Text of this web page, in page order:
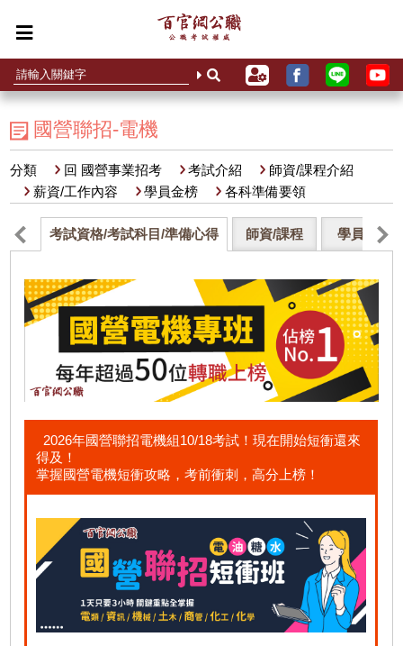
國營聯招-電機
分類 回 國營事業招考 考試介紹
師資/課程介紹
薪資/工作內容
學員金榜 各科準備要領
考試資格/考試科目/準備心得 師資/課程 學員金榜
2026年國營聯招電機組10/18考試！現在開始短衝還來
得及！
掌握國營電機短衝攻略，考前衝刺，高分上榜！